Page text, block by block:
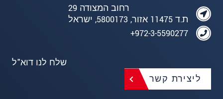
רחוב המצודה 29
ת.ד 11475 אזור, 5800173, ישראל
972-3-5590277+
שלח לנו דוא"ל
ליצירת קשר